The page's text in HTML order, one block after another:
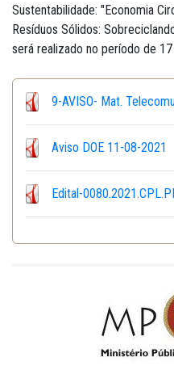
Sustentabilidade: "Economia
Resíduos Sólidos:
será realizado no período de
9-AVISO- Mat.
Aviso DOE 11-08-2021
Edital-